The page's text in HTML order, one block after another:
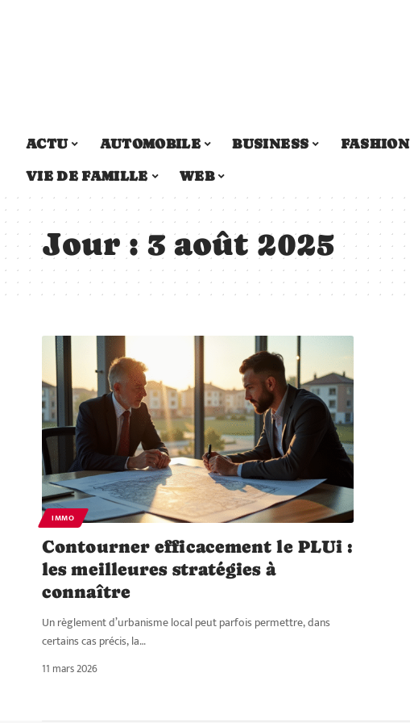
ACTU AUTOMOBILE BUSINESS FASHION
VIE DE FAMILLE
WEB
Jour : 3 août 2025
IMMO
Contourner efficacement le PLUi :
les meilleures stratégies à
connaître
Un règlement d’urbanisme local peut parfois permettre, dans
certains cas précis, la…
11 mars 2026